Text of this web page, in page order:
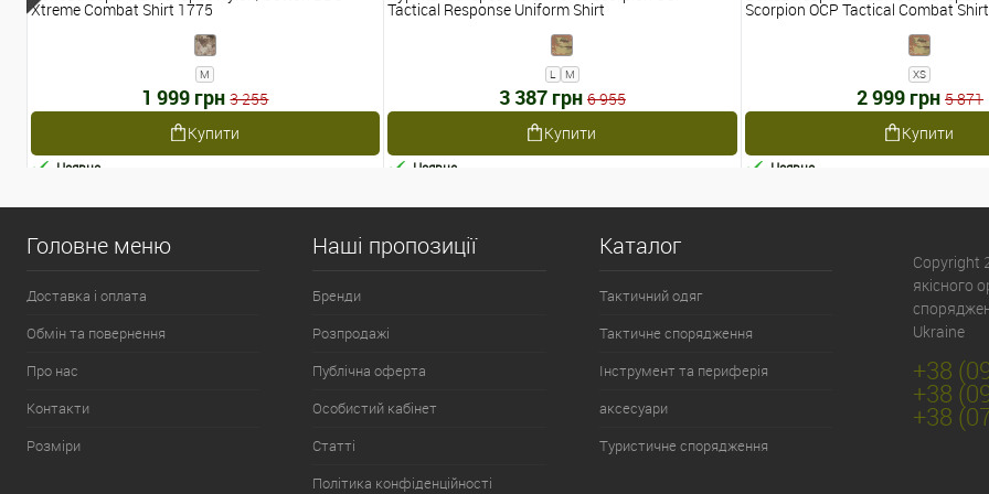
Xtreme Combat Shirt 1775
M
1 999 грн 3 255
Купити
Наявне
Tactical Response Uniform Shirt
L M
3 387 грн 6 955
Купити
Наявне
Scorpion OCP Tactical Combat Shirt
XS
2 999 грн 5 871
Купити
Наявне
Головне меню
Доставка і оплата
Обмін та повернення
Про нас
Контакти
Розміри
Наші пропозиції
Бренди
Розпродажі
Публічна оферта
Особистий кабінет
Статті
Політика конфіденційності
Каталог
Тактичний одяг
Тактичне спорядження
Інструмент та периферія
аксесуари
Туристичне спорядження
Copyright
якісного
Ukraine
+38
+38
+38